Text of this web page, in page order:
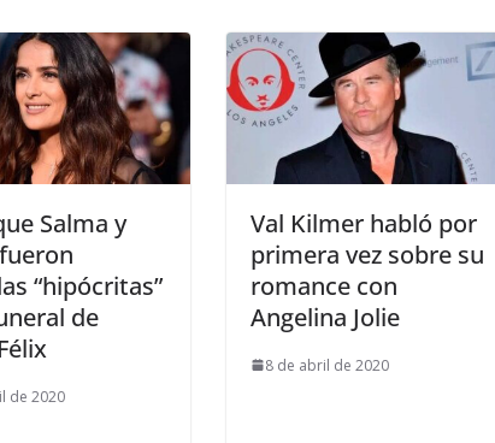
Salma y
“hipócritas”
de
de 2020
Val Kilmer habló por
primera vez sobre su
romance con
Angelina Jolie
8 de abril de 2020